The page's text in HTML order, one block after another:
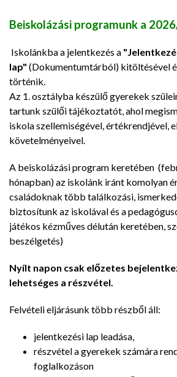
Beiskolázási programunk a
Iskolánkba a jelentkezés a
lap" (Dokumentumtárból) kitöltésével
történik.
Az 1. osztályba készülő gyerekek
tartunk szülői tájékoztatót, ahol
iskola szellemiségével, értékrendjével,
követelményeivel.
A beiskolázási program keretében
hónapban) az iskolánk iránt komolyan
családoknak több találkozási,
biztosítunk az iskolával és a
játékos kézműves délután keretében,
beszélgetés)
Nyílt napon csak előzetes
lehetséges a részvétel.
Felvételi eljárásunk több részből áll:
jelentkezési lap leadása,
részvétel a gyerekek számára
foglalkozáson